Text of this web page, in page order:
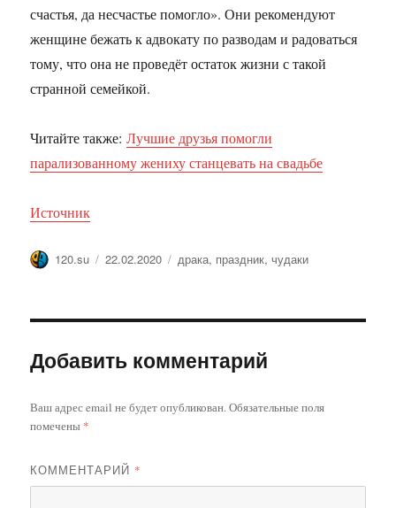
счастья, да несчастье помогло». Они рекомендуют
женщине бежать к адвокату по разводам и радоваться
тому, что она не проведёт остаток жизни с такой
странной семейкой.
Читайте также:Лучшие друзья помогли
парализованному жениху станцевать на свадьбе
Источник
Автор
120.su Опубликовано
22.02.2020 Метки
драка, праздник,чудаки
Добавить комментарий
Ваш адрес email не будет опубликован.Обязательные поля
помечены *
КОММЕНТАРИЙ *